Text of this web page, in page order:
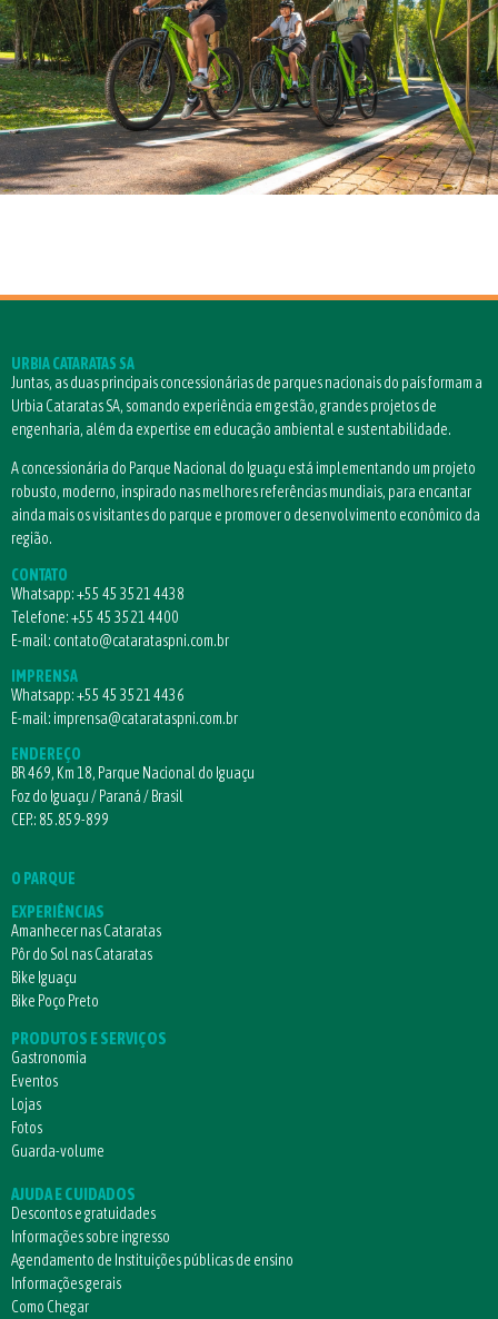
URBIA CATARATAS SA
Juntas, as duas principais concessionárias de parques nacionais do país formam a
Urbia Cataratas SA, somando experiência em gestão, grandes projetos de
engenharia, além da expertise em educação ambiental e sustentabilidade.
A concessionária do Parque Nacional do Iguaçu está implementando um projeto
robusto, moderno, inspirado nas melhores referências mundiais, para encantar
ainda mais os visitantes do parque e promover o desenvolvimento econômico da
região.
CONTATO
Whatsapp:+55 45 3521 4438
Telefone:+55 45 3521 4400
E-mail: contato@catarataspni.com.br
IMPRENSA
Whatsapp:+55 45 3521 4436
E-mail: imprensa@catarataspni.com.br
ENDEREÇO
BR 469, Km 18, Parque Nacional do Iguaçu
Foz do Iguaçu / Paraná / Brasil
CEP.: 85.859-899
O PARQUE
EXPERIÊNCIAS
Amanhecer nas Cataratas
Pôr do Sol nas Cataratas
Bike Iguaçu
Bike Poço Preto
PRODUTOS E SERVIÇOS
Gastronomia
Eventos
Lojas
Fotos
Guarda-volume
AJUDA E CUIDADOS
Descontos e gratuidades
Informações sobre ingresso
Agendamento de Instituições públicas de ensino
Informações gerais
Como Chegar